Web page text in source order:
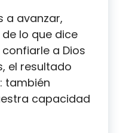
a avanzar,
lo que dice
a Dios
el resultado
también
capacidad